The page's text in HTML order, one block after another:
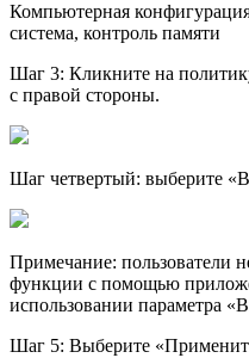
Компьютерная
система, контроль памяти
Шаг 3: Кликните на
с правой стороны.
Шаг четвертый: выберите
Примечание: пользователи
функции с помощью
использовании параметра
Шаг 5: Выберите